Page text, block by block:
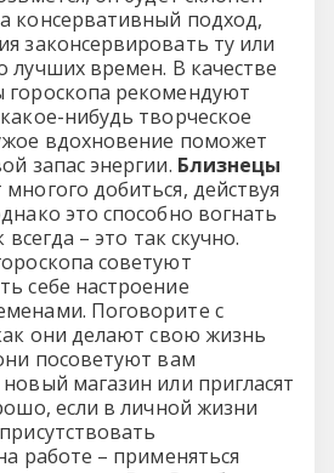
консервативный подход,
законсервировать ту или
лучших времен. В качестве
рекомендуют
нибудь творческое
вдохновение поможет
запас энергии. Близнецы
добиться, действуя
это способно вогнать
всегда – это так скучно.
советуют
себе настроение
Поговорите с
они делают свою жизнь
посоветуют вам
магазин или пригласят
если в личной жизни
работе – применяться